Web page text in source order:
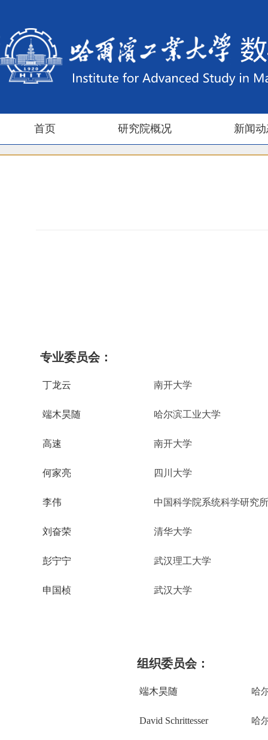
首页 研究院概况 新闻
专业委员会 ：
丁龙云 南开大学
端木昊随 哈尔滨工业大学
高速 南开大学
何家亮 四川大学
李伟 中国科学院系统科学研究所
刘奋荣 清华大学
彭宁宁 武汉理工大学
申国桢 武汉大学
组织委员会 ：
端木昊随 哈
David Schrittesser 哈